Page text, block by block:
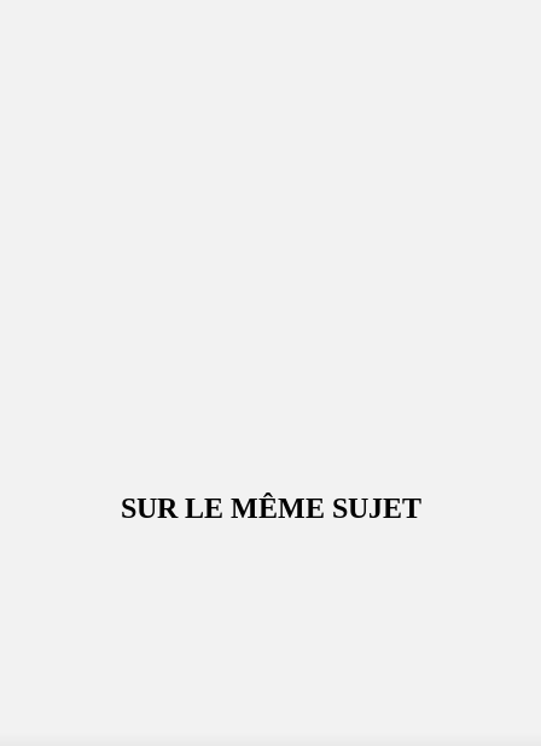
SUR LE MÊME SUJET